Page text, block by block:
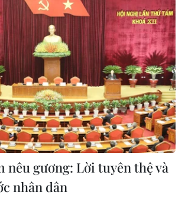
nêu gương: Lời tuyên thệ và
nhân dân